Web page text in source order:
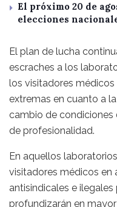
El próximo 20 de
elecciones
El plan de lucha
escraches a los
los visitadores
extremas en cuanto a
cambio de condiciones
de profesionalidad.
En aquellos
visitadores médicos en
antisindicales e ilegales
profundizarán en